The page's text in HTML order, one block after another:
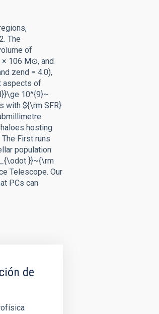
The
of
× 106 M⊙, and
zend = 4.0),
aspects of
10^{9}~
with ${\rm SFR}
hosting
First runs
population
}}~{\rm
Telescope. Our
PCs can
de